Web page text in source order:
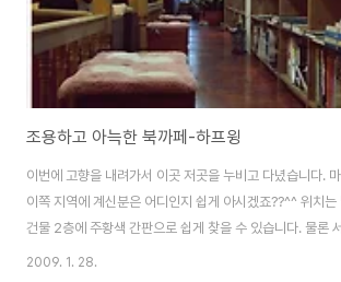
조용하고 아늑한 북까페-하프윙
이번에 고향을 내려가서 이곳 저곳을 누비고 다녔습니다.
이쪽 지역에 계신분은 어디인지 쉽게 아시겠죠??^^ 위치는
건물 2층에 주황색 간판으로 쉽게 찾을 수 있습니다. 물론
거리라던지 곳곳에 볼 수 있지만, 요기서 이런 곳을 찾긴 힘
2009. 1. 28.